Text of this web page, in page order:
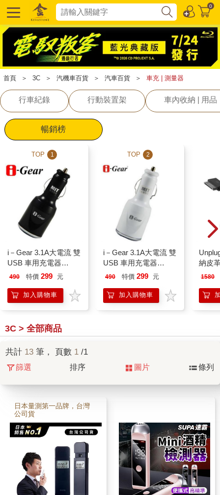
0
首頁 ＞ 3C ＞ 汽機車百貨 ＞ 汽車百貨 ＞ 車充 | 測量器
行車紀錄 行動裝置架 車內收納 | 用品
暢銷榜
TOP 1
i－Gear 3.1A大電流 雙
USB 車用充電器
（黑）
490 特價 299 元
加入購物車
TOP 2
i－Gear 3.1A大電流 雙
USB 車用充電器
（白）
490 特價 299 元
加入購物車
納皮
頭
1580
3C > 全部商品
共計 13 筆， 頁數 1 /1
篩選 排序 圖片 條列
日本量測第一品牌，台灣
公司貨